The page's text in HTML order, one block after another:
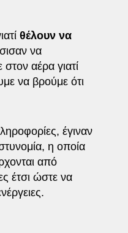
θέλουν να
να
αέρα γιατί
να βρούμε ότι
έγιναν
η οποία
από
έτσι ώστε να